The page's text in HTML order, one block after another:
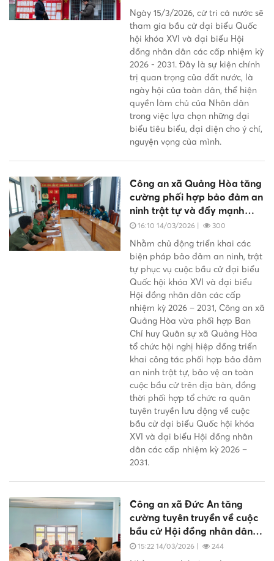
Ngày 15/3/2026, cử tri cả nước sẽ
tham gia bầu cử đại biểu Quốc
hội khóa XVI và đại biểu Hội
đồng nhân dân các cấp nhiệm kỳ
2026 - 2031. Đây là sự kiện chính
trị quan trọng của đất nước, là
ngày hội của toàn dân, thể hiện
quyền làm chủ của Nhân dân
trong việc lựa chọn những đại
biểu tiêu biểu, đại diện cho ý chí,
nguyện vọng của mình.
Công an xã Quảng Hòa tăng
cường phối hợp bảo đảm an
ninh trật tự và đẩy mạnh
tuyên truyền phục vụ bầu cử
nhiệm kỳ 2026 – 2031
16:10 14/03/2026 | 300
Nhằm chủ động triển khai các
biện pháp bảo đảm an ninh, trật
tự phục vụ cuộc bầu cử đại biểu
Quốc hội khóa XVI và đại biểu
Hội đồng nhân dân các cấp
nhiệm kỳ 2026 – 2031, Công an xã
Quảng Hòa vừa phối hợp Ban
Chỉ huy Quân sự xã Quảng Hòa
tổ chức hội nghị hiệp đồng triển
khai công tác phối hợp bảo đảm
an ninh trật tự, bảo vệ an toàn
cuộc bầu cử trên địa bàn, đồng
thời phối hợp tổ chức ra quân
tuyên truyền lưu động về cuộc
bầu cử đại biểu Quốc hội khóa
XVI và đại biểu Hội đồng nhân
dân các cấp nhiệm kỳ 2026 –
2031.
Công an xã Đức An tăng
cường tuyên truyền về cuộc
bầu cử Hội đồng nhân dân
các cấp nhiệm kỳ 2026 –
2031 trong vùng đồng bào
15:22 14/03/2026 | 244